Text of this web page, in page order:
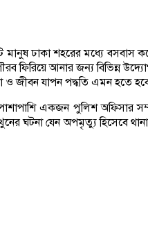
মানুষ ঢাকা শহরের মধ্যে
ফিরিয়ে আনার জন্য বিভিন্ন
জীবন যাপন পদ্ধতি এমন হতে
একজন পুলিশ অফিসার
ঘটনা যেন অপমৃত্যু হিসেবে